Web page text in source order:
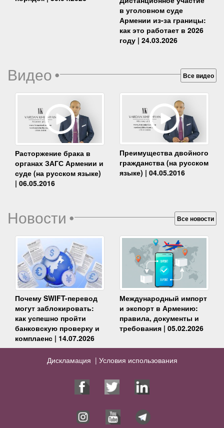
в уголовном суде
Армении из-за границы:
как это работает в 2026
году | 24.03.2026
Видео• Все видео
Расторжение брака в
органах ЗАГС Армении и
суде (на русском языке)
| 06.05.2016
Преимущества двойного
гражданства (на русском
языке) | 04.05.2016
Новости• Все новости
Почему SWIFT-перевод
могут заблокировать:
как успешно пройти
банковскую проверку и
комплаенс | 14.07.2026
Международный импорт
и экспорт в Армению:
правила, документы и
требования | 05.02.2026
Дискламация | Условия использования